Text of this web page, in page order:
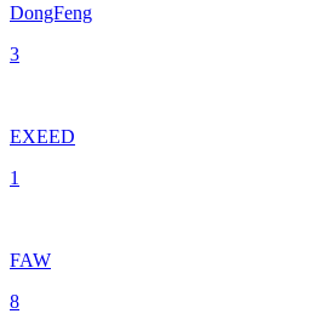
DongFeng
3
EXEED
1
FAW
8